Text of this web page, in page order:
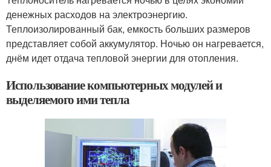
денежных расходов на электроэнергию.
Теплоизолированный бак, емкость больших размеров
представляет собой аккумулятор. Ночью он нагревается,
днём идет отдача тепловой энергии для отопления.
Использование компьютерных модулей и
выделяемого ими тепла